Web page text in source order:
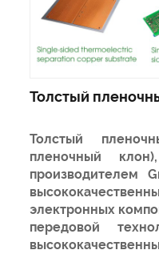
Толстый
Толстый
пленочный
производителем
электронных
передовой